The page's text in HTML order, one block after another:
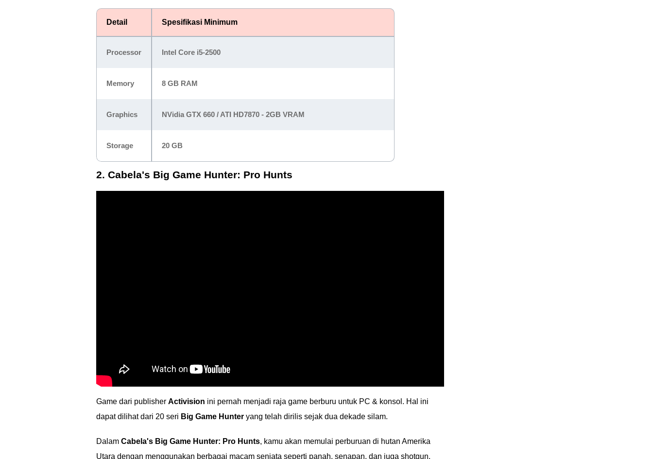
Detail Spesifikasi Minimum
Processor Intel Core i5-2500
Memory 8 GB RAM
Graphics NVidia GTX 660 / ATI HD7870 - 2GB VRAM
Storage 20 GB
2. Cabela's Big Game Hunter: Pro Hunts
Game dari publisher Activision ini pernah menjadi raja game berburu untuk PC & konsol. Hal ini
dapat dilihat dari 20 seri Big Game Hunter yang telah dirilis sejak dua dekade silam.
Dalam Cabela's Big Game Hunter: Pro Hunts, kamu akan memulai perburuan di hutan Amerika
Utara dengan menggunakan berbagai macam senjata seperti panah, senapan, dan juga shotgun.